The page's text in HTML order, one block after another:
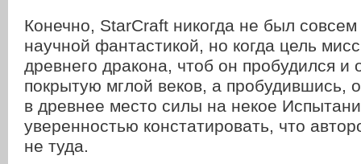
Конечно, StarCraft никогда не был
научной фантастикой, но когда цель
древнего дракона, чтоб он пробудился и
покрытую мглой веков, а пробудившись,
в древнее место силы на некое
уверенностью констатировать, что
не туда.